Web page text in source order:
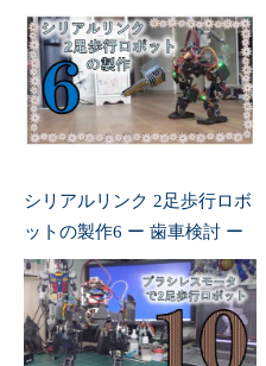
シリアルリンク 2足歩行ロボ
ットの製作6 ー 歯車検討 ー